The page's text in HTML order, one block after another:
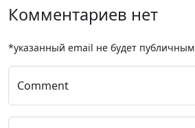
Комментариев нет
*указанный email не будет
Comment